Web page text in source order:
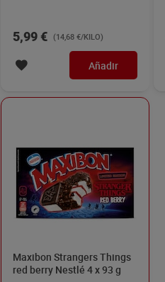
5,99 € (14,68 €/KILO)
Añadir
Maxibon Strangers Things
red berry Nestlé 4 x 93 g